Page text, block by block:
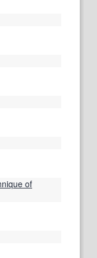
of